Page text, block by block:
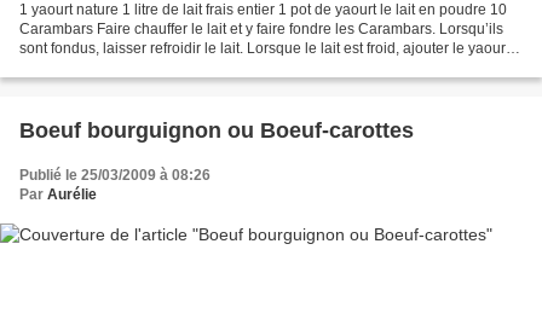
1 yaourt nature 1 litre de lait frais entier 1 pot de yaourt le lait en poudre 10
Carambars Faire chauffer le lait et y faire fondre les Carambars. Lorsqu’ils
sont fondus, laisser refroidir le lait. Lorsque le lait est froid, ajouter le yaourt
Boeuf bourguignon ou Boeuf-carottes
Publié le 25/03/2009 à 08:26
Par Aurélie